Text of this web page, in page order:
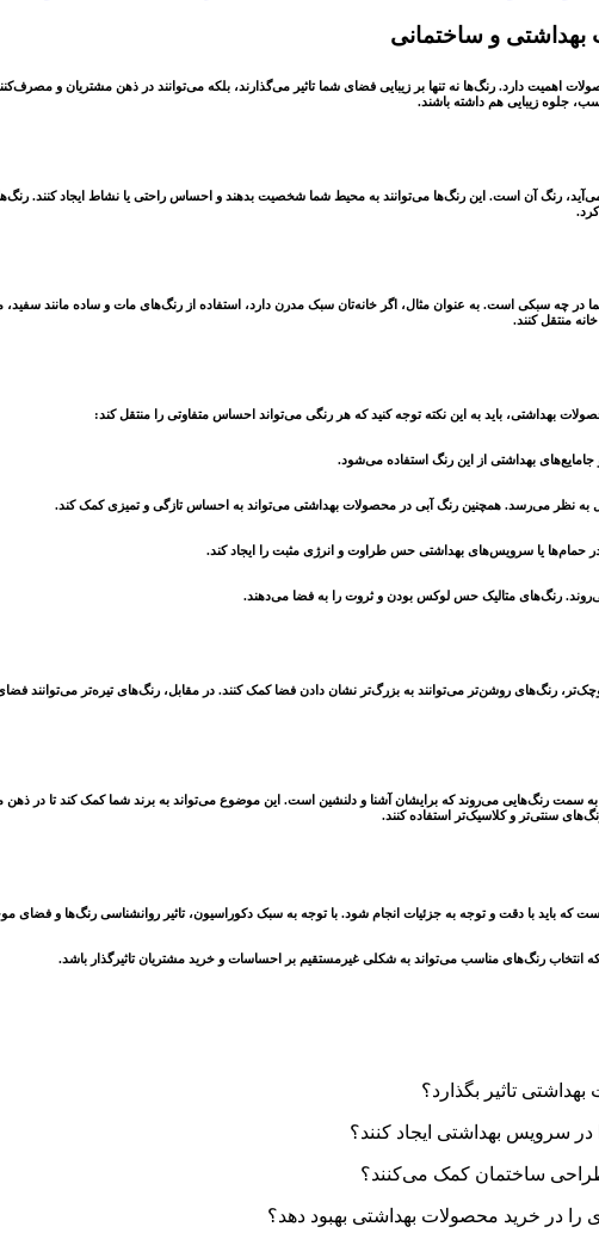
و ساختمانی
اهمیت دارد. رنگ‌ها نه تنها بر زیبایی فضای شما تاثیر می‌گذارند، بلکه می‌توانند در ذهن مشتریان و
جلوه زیبایی هم داشته باشند.
رنگ آن است. این رنگ‌ها می‌توانند به محیط شما شخصیت بدهند و احساس راحتی یا نشاط ایجاد کنند.
در چه سبکی است. به عنوان مثال، اگر خانه‌تان سبک مدرن دارد، استفاده از رنگ‌های مات و ساده مانند
منتقل کنند.
بهداشتی، باید به این نکته توجه کنید که هر رنگی می‌تواند احساس متفاوتی را منتقل کند:
بهداشتی از این رنگ استفاده می‌شود.
نظر می‌رسد. همچنین رنگ آبی در محصولات بهداشتی می‌تواند به احساس تازگی و تمیزی کمک کند.
حمام‌ها یا سرویس‌های بهداشتی حس طراوت و انرژی مثبت را ایجاد کند.
رنگ‌های متالیک حس لوکس بودن و ثروت را به فضا می‌دهند.
رنگ‌های روشن‌تر می‌توانند به بزرگ‌تر نشان دادن فضا کمک کنند. در مقابل، رنگ‌های تیره‌تر می‌توانند فضای
سمت رنگ‌هایی می‌روند که برایشان آشنا و دلنشین است. این موضوع می‌تواند به برند شما کمک کند تا در
سنتی‌تر و کلاسیک‌تر استفاده کنند.
باید با دقت و توجه به جزئیات انجام شود. با توجه به سبک دکوراسیون، تاثیر روانشناسی رنگ‌ها و فضای
انتخاب رنگ‌های مناسب می‌تواند به شکلی غیرمستقیم بر احساسات و خرید مشتریان تاثیرگذار باشد.